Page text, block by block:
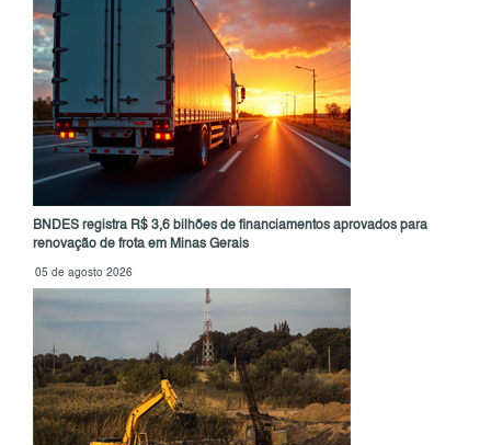
BNDES registra R$ 3,6 bilhões de financiamentos aprovados para
renovação de frota em Minas Gerais
05 de agosto 2026